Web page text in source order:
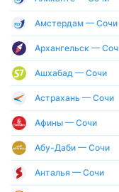
Амстердам — Сочи
Архангельск —
Ашхабад — Сочи
Астрахань — Сочи
Афины — Сочи
Абу-Даби — Сочи
Анталья — Сочи